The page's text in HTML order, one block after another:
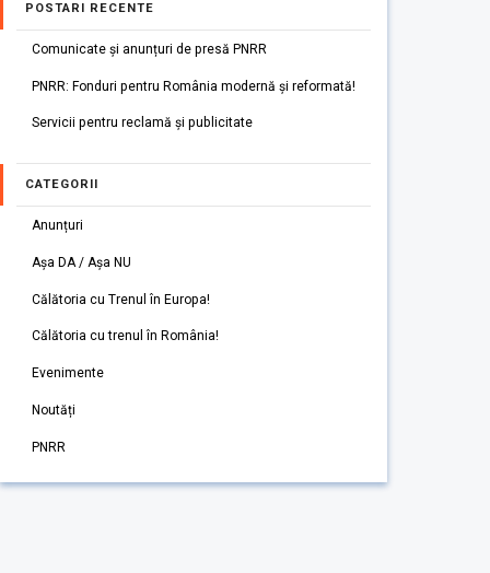
POSTARI RECENTE
Comunicate și anunțuri de presă PNRR
PNRR: Fonduri pentru România modernă și reformată!
Servicii pentru reclamă și publicitate
CATEGORII
Anunțuri
Așa DA / Așa NU
Călătoria cu Trenul în Europa!
Călătoria cu trenul în România!
Evenimente
Noutăți
PNRR